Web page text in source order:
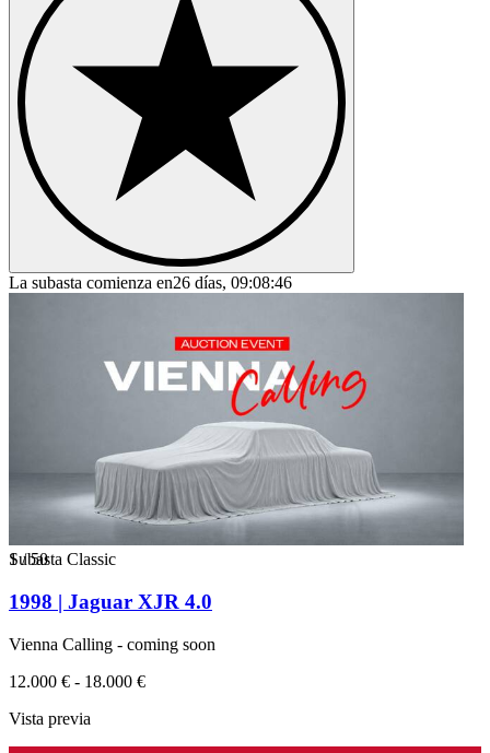
La subasta comienza en26 días, 09:08:46
1/50
Subasta Classic
1998 | Jaguar XJR 4.0
Vienna Calling - coming soon
12.000 € - 18.000 €
Vista previa